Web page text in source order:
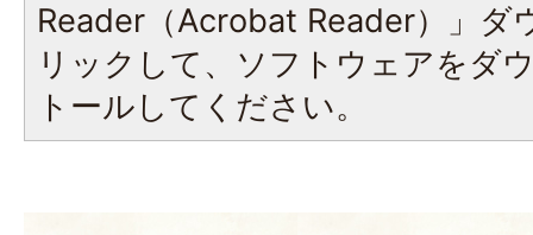
Reader（Acrobat Reader）」ダ
リックして、ソフトウェアをダ
トールしてください。